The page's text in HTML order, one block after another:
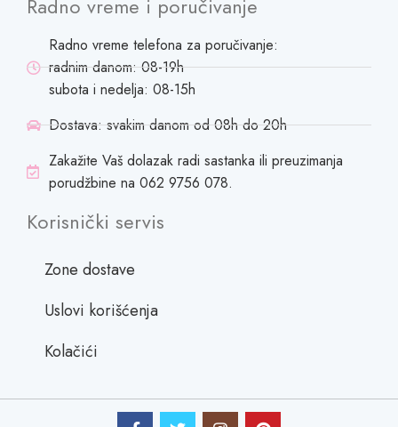
Radno vreme i poručivanje
Radno vreme telefona za poručivanje:
radnim danom: 08-19h
subota i nedelja: 08-15h
Dostava: svakim danom od 08h do 20h
Zakažite Vaš dolazak radi sastanka ili preuzimanja
porudžbine na 062 9756 078.
Korisnički servis
Zone dostave
Uslovi korišćenja
Kolačići